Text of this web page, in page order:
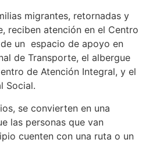
migrantes, retornadas y
reciben atención en el Centro
un espacio de apoyo en
de Transporte, el albergue
de Atención Integral, y el
Social.
se convierten en una
las personas que van
cuenten con una ruta o un